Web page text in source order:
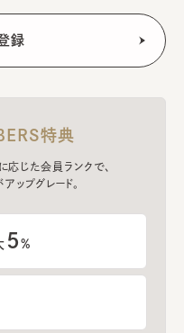
特典
じた会員ランクで、
ップグレード。
5%